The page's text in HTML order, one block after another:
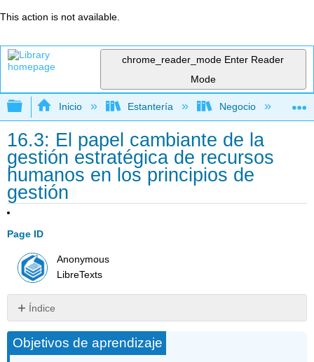
This action is not available.
chrome_reader_mode Enter Reader
Mode
Expandir/contraer jerarquía global
Inicio Estantería Negocio
16.3: El papel cambiante de la
gestión estratégica de recursos
humanos en los principios de
gestión
Page ID
Anonymous
LibreTexts
Índice
como
socio
Objetivos de aprendizaje